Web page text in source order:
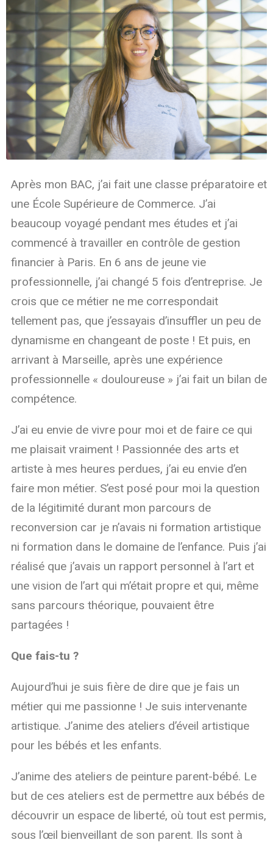
Après mon BAC, j’ai fait une classe préparatoire et
une École Supérieure de Commerce. J’ai
beaucoup voyagé pendant mes études et j’ai
commencé à travailler en contrôle de gestion
financier à Paris. En 6 ans de jeune vie
professionnelle, j’ai changé 5 fois d’entreprise. Je
crois que ce métier ne me correspondait
tellement pas, que j’essayais d’insuffler un peu de
dynamisme en changeant de poste ! Et puis, en
arrivant à Marseille, après une expérience
professionnelle « douloureuse » j’ai fait un bilan de
compétence.
J’ai eu envie de vivre pour moi et de faire ce qui
me plaisait vraiment ! Passionnée des arts et
artiste à mes heures perdues, j’ai eu envie d’en
faire mon métier. S’est posé pour moi la question
de la légitimité durant mon parcours de
reconversion car je n’avais ni formation artistique
ni formation dans le domaine de l’enfance. Puis j’ai
réalisé que j’avais un rapport personnel à l’art et
une vision de l’art qui m’était propre et qui, même
sans parcours théorique, pouvaient être
partagées !
Que fais-tu ?
Aujourd’hui je suis fière de dire que je fais un
métier qui me passionne ! Je suis intervenante
artistique. J’anime des ateliers d’éveil artistique
pour les bébés et les enfants.
J’anime des ateliers de peinture parent-bébé. Le
but de ces ateliers est de permettre aux bébés de
découvrir un espace de liberté, où tout est permis,
sous l’œil bienveillant de son parent. Ils sont à